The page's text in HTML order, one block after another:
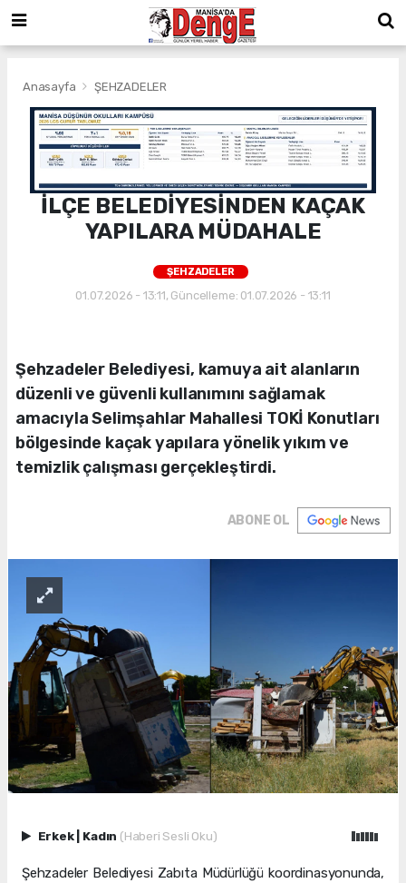
Anasayfa ŞEHZADELER
İLÇE BELEDİYESİNDEN KAÇAK
YAPILARA MÜDAHALE
ŞEHZADELER
01.07.2026 - 13:11, Güncelleme: 01.07.2026 - 13:11
Şehzadeler Belediyesi, kamuya ait alanların
düzenli ve güvenli kullanımını sağlamak
amacıyla Selimşahlar Mahallesi TOKİ Konutları
bölgesinde kaçak yapılara yönelik yıkım ve
temizlik çalışması gerçekleştirdi.
ABONE OL
Erkek Kadın (Haberi Sesli Oku)
Şehzadeler Belediyesi Zabıta Müdürlüğü koordinasyonunda,